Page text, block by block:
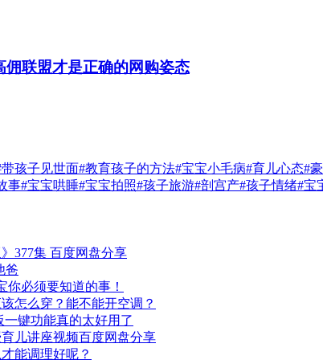
佣联盟才是正确的网购姿态
带孩子见世面#教育孩子的方法#宝宝小毛病#育儿心态#
事#宝宝哄睡#宝宝拍照#孩子旅游#剖宫产#孩子情绪#宝
377集 百度网盘分享
爸
你必须要知道的事！
怎么穿？能不能开空调？
键功能真的太好用了
儿讲座视频百度网盘分享
能调理好呢？